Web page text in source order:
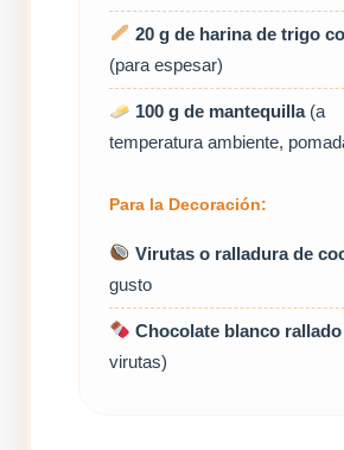
20 g de harina de trigo
(para espesar)
100 g de mantequilla(a
temperatura ambiente,
Para la Decoración:
Virutas o ralladura de
gusto
Chocolate blanco rallado
virutas)